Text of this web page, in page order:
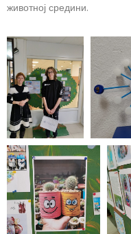
животној средини.